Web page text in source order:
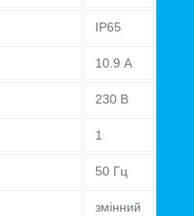
IP65
10.9 А
230 В
1
50 Гц
змінний